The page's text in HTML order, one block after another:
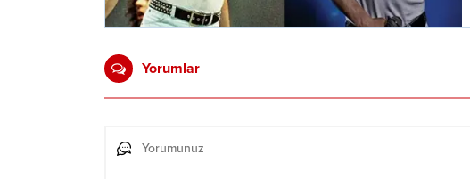
Yorumlar